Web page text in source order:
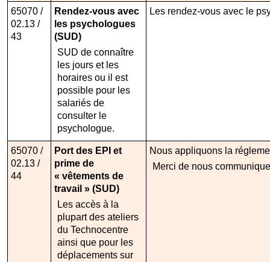
65070 /
02.13 /
43
Rendez-vous avec
les psychologues
(SUD)
SUD de connaître
les jours et les
horaires ou il est
possible pour les
salariés de
consulter le
psychologue.
Les rendez-vous avec le
65070 /
02.13 /
44
Port des EPI et
prime de
« vêtements de
travail » (SUD)
Les accès à la
plupart des ateliers
du Technocentre
ainsi que pour les
déplacements sur
Nous appliquons la
Merci de nous